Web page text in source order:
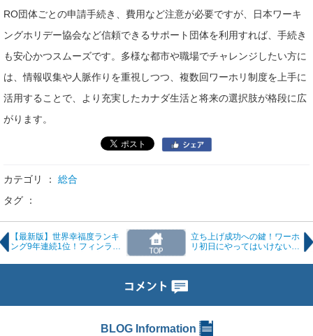
RO団体ごとの申請手続き、費用など注意が必要ですが、日本ワーキ
ングホリデー協会など信頼できるサポート団体を利用すれば、手続き
も安心かつスムーズです。多様な都市や職場でチャレンジしたい方に
は、情報収集や人脈作りを重視しつつ、複数回ワーホリ制度を上手に
活用することで、より充実したカナダ生活と将来の選択肢が格段に広
がります。
カテゴリ ： 総合
タグ ：
【最新版】世界幸福度ランキ
ング9年連続1位！フィンラン
の秘密
立ち上げ成功への鍵！ワーホ
リ初日にやってはいけない逆
BLOG Information